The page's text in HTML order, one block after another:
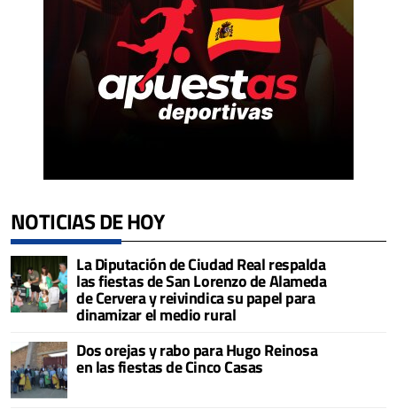
NOTICIAS DE HOY
La Diputación de Ciudad Real respalda
las fiestas de San Lorenzo de Alameda
de Cervera y reivindica su papel para
dinamizar el medio rural
Dos orejas y rabo para Hugo Reinosa
en las fiestas de Cinco Casas